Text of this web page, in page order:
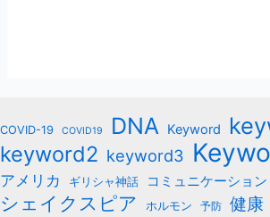
COVID-19 COVID19 DNA Keyword
keyword2 keyword3
アメリカ ギリシャ神話 コミュニケーション
シェイクスピア ホルモン 予防 健康